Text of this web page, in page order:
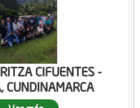
CIFUENTES -
CUNDINAMARCA